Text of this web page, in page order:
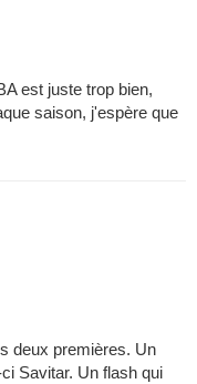
est juste trop bien,
saison, j'espère que
deux premières. Un
Savitar. Un flash qui